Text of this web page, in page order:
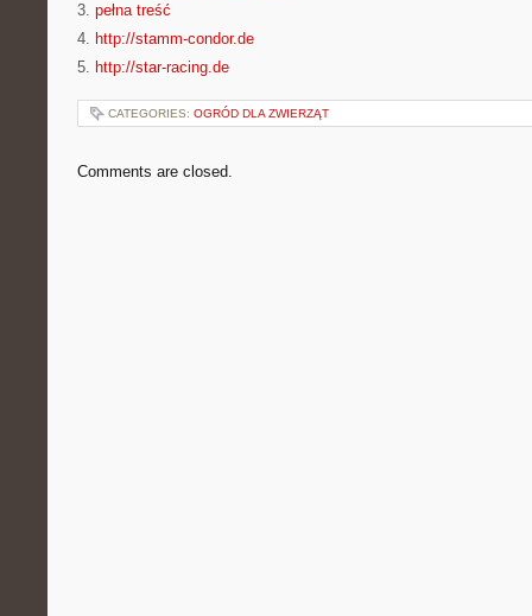
3. pełna treść
4. http://stamm-condor.de
5. http://star-racing.de
CATEGORIES: OGRÓD DLA ZWIERZĄT
Comments are closed.